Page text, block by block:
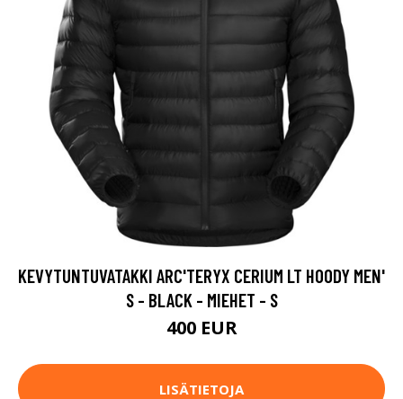
KEVYTUNTUVATAKKI ARC'TERYX CERIUM LT HOODY MEN'
S - BLACK - MIEHET - S
400 EUR
LISÄTIETOJA